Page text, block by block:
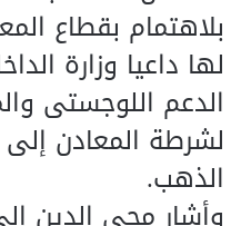
بلاهتمام بقطاع
لها داعيا وزارة
الدعم اللوجستى
لشرطة المعادن
الذهب.